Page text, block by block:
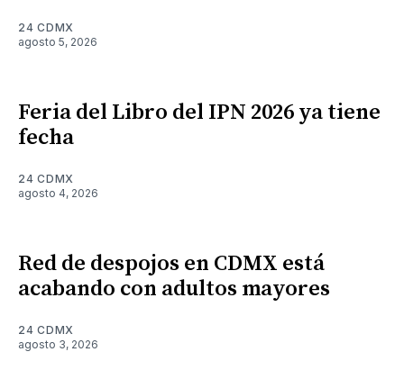
24 CDMX
agosto 5, 2026
Feria del Libro del IPN 2026 ya tiene
fecha
24 CDMX
agosto 4, 2026
Red de despojos en CDMX está
acabando con adultos mayores
24 CDMX
agosto 3, 2026